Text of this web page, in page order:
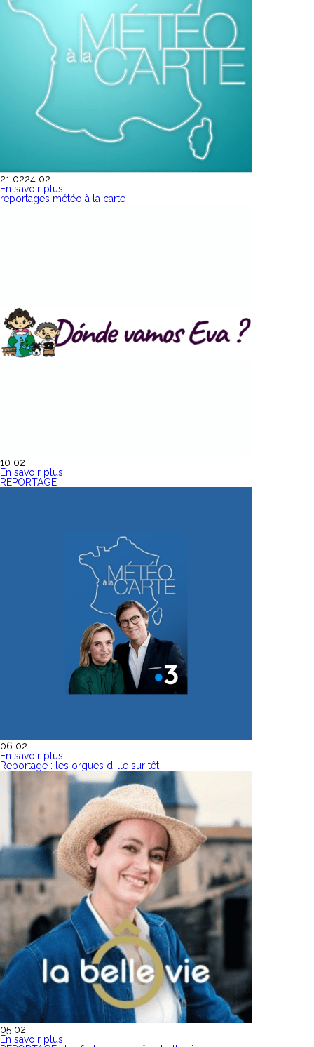
21 0224 02
En savoir plus
reportages météo à la carte
10 02
En savoir plus
REPORTAGE
06 02
En savoir plus
Reportage : les orgues d'ille sur têt
05 02
En savoir plus